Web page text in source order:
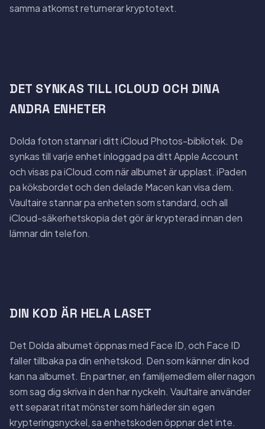
samma atkomst returnerar kryptotext.
DET SYNKAS TILL ICLOUD OCH DINA
ANDRA ENHETER
Dolda foton stannar i ditt iCloud Photos-bibliotek. De
synkas till varje enhet inloggad pa ditt Apple Account
och visas pa iCloud.com när albumet är upplast. iPaden
pa köksbordet och den delade Macen kan visa dem.
Vaultaire stannar pa enheten som standard, och all
iCloud-säkerhetskopia det gör är krypterad innan den
lämnar din telefon.
DIN KOD ÄR HELA LASET
Det Dolda albumet öppnas med Face ID, och Face ID
faller tillbaka pa din enhetskod. Den som känner din kod
kan na albumet. En partner, en familjemedlem eller nagon
som sag dig skriva in den har nyckeln. Vaultaire använder
ett separat ritat mönster som härleder sin egen
krypteringsnyckel, sa enhetskoden öppnar det inte.